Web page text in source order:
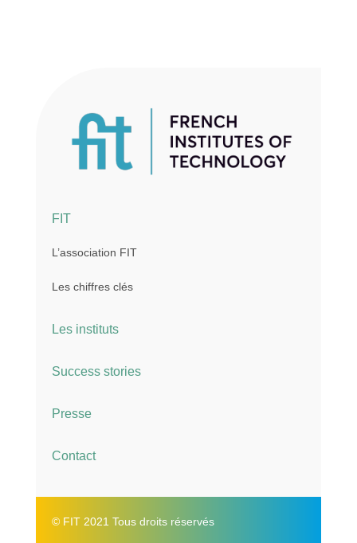
FIT
L’association FIT
Les chiffres clés
Les instituts
Success stories
Presse
Contact
© FIT 2021 Tous droits réservés